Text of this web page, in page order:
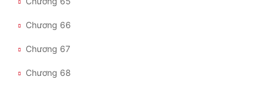
Chương 66
Chương 67
Chương 68